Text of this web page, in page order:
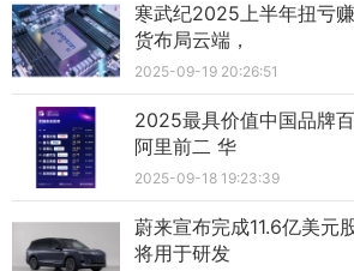
寒武纪2025上半年扭亏
货布局云端，
2025-09-19 20:26:51
2025最具价值中国品牌百
阿里前二 华
2025-09-18 19:23:39
蔚来宣布完成11.6亿美元
将用于研发